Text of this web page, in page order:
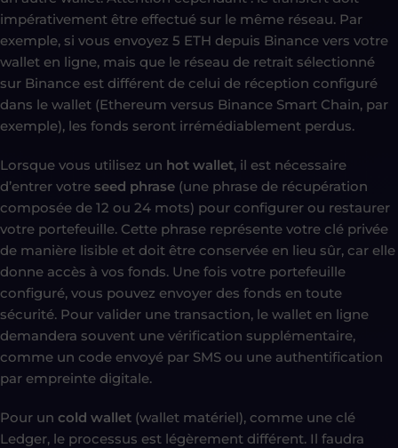
impérativement être effectué sur le même réseau. Par
exemple, si vous envoyez 5 ETH depuis Binance vers votre
wallet en ligne, mais que le réseau de retrait sélectionné
sur Binance est différent de celui de réception configuré
dans le wallet (Ethereum versus Binance Smart Chain, par
exemple), les fonds seront irrémédiablement perdus.
Lorsque vous utilisez un hot wallet, il est nécessaire
d’entrer votre seed phrase (une phrase de récupération
composée de 12 ou 24 mots) pour configurer ou restaurer
votre portefeuille. Cette phrase représente votre clé privée
de manière lisible et doit être conservée en lieu sûr, car elle
donne accès à vos fonds. Une fois votre portefeuille
configuré, vous pouvez envoyer des fonds en toute
sécurité. Pour valider une transaction, le wallet en ligne
demandera souvent une vérification supplémentaire,
comme un code envoyé par SMS ou une authentification
par empreinte digitale.
Pour un cold wallet (wallet matériel), comme une clé
Ledger, le processus est légèrement différent. Il faudra